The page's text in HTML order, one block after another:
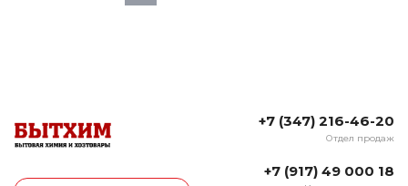
+7 (347) 216-46-20
Отдел продаж
+7 (917) 49 000 18